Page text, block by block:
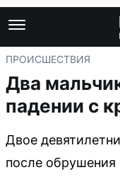
ПРОИСШЕСТВИЯ
Два
падении с
Двое
после обрушения